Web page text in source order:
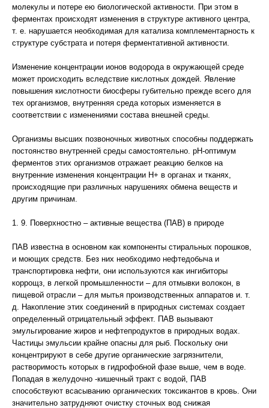
молекулы и потере ею биологической активности. При этом в
ферментах происходят изменения в структуре активного центра,
т. е. нарушается необходимая для катализа комплементарность к
структуре субстрата и потеря ферментативной активности.
Изменение концентрации ионов водорода в окружающей среде
может происходить вследствие кислотных дождей. Явление
повышения кислотности биосферы губительно прежде всего для
тех организмов, внутренняя среда которых изменяется в
соответствии с изменениями состава внешней среды.
Организмы высших позвоночных животных способны поддержать
постоянство внутренней среды самостоятельно. рН-оптимум
ферментов этих организмов отражает реакцию белков на
внутренние изменения концентрации Н+ в органах и тканях,
происходящие при различных нарушениях обмена веществ и
другим причинам.
1. 9. Поверхностно – активные вещества (ПАВ) в природе
ПАВ известна в основном как компоненты стиральных порошков,
и моющих средств. Без них необходимо нефтедобыча и
транспортировка нефти, они используются как ингибиторы
коррощз, в легкой промышленности – для отмывки волокон, в
пищевой отрасли – для мытья производственных аппаратов и. т.
д. Накопление этих соединений в природных системах создает
определенный отрицательный эффект. ПАВ вызывают
эмульгирование жиров и нефтепродуктов в природных водах.
Частицы эмульсии крайне опасны для рыб. Поскольку они
концентрируют в себе другие органические загрязнители,
растворимость которых в гидрофобной фазе выше, чем в воде.
Попадая в желудочно -кишечный тракт с водой, ПАВ
способствуют всасыванию органических токсикантов в кровь. Они
значительно затрудняют очистку сточных вод снижая